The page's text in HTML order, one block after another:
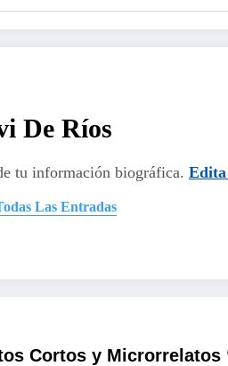
De Ríos
tu información biográfica.
Las Entradas
Cortos y Microrrelatos